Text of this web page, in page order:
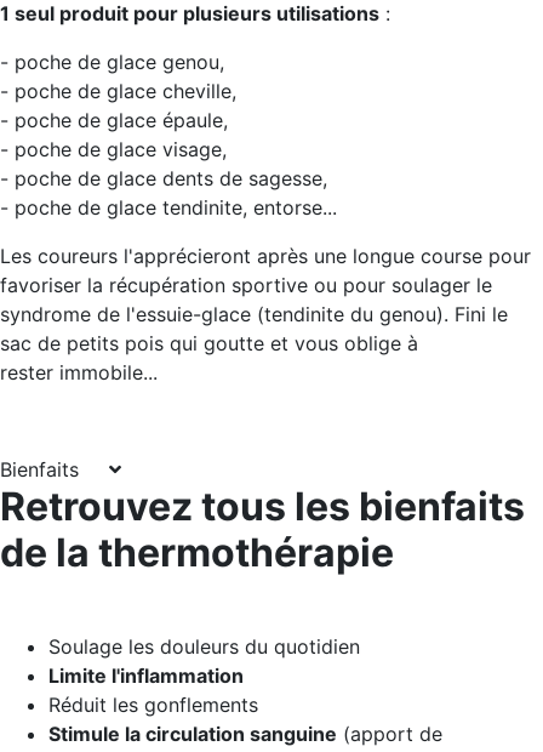
1 seul produit pour plusieurs utilisations :
- poche de glace genou,
- poche de glace cheville,
- poche de glace épaule,
- poche de glace visage,
- poche de glace dents de sagesse,
- poche de glace tendinite, entorse...
Les coureurs l'apprécieront après une longue course pour
favoriser la récupération sportive ou pour soulager le
syndrome de l'essuie-glace (tendinite du genou). Fini le
sac de petits pois qui goutte et vous oblige à
rester immobile...
Bienfaits
Retrouvez tous les bienfaits
de la thermothérapie
Soulage les douleurs du quotidien
Limite l'inflammation
Réduit les gonflements
Stimule la circulation sanguine (apport de